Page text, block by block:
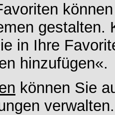
gestalten.
in Ihre
hinzufügen«.
können Sie
verwalten.